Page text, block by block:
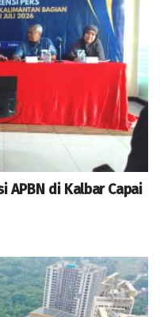
APBN di Kalbar Capai